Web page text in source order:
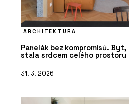
ARCHITEKTURA
Panelák bez kompromisů.
stala srdcem celého prostoru
31. 3. 2026